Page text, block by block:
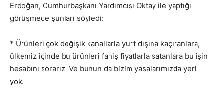
Erdoğan, Cumhurbaşkanı Yardımcısı Oktay ile yaptığı
görüşmede şunları söyledi:
* Ürünleri çok değişik kanallarla yurt dışına kaçıranlara,
ülkemiz içinde bu ürünleri fahiş fiyatlarla satanlara bu işin
hesabını sorarız. Ve bunun da bizim yasalarımızda yeri
yok.